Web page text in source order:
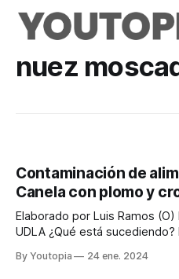
nuez
Contaminación de
Canela con plomo y
Elaborado por Luis Ramos
UDLA ¿Qué está sucediendo? El pasado 28 de octubre de
sobre cuatro casos de
By Youtopia 24 ene. 2024